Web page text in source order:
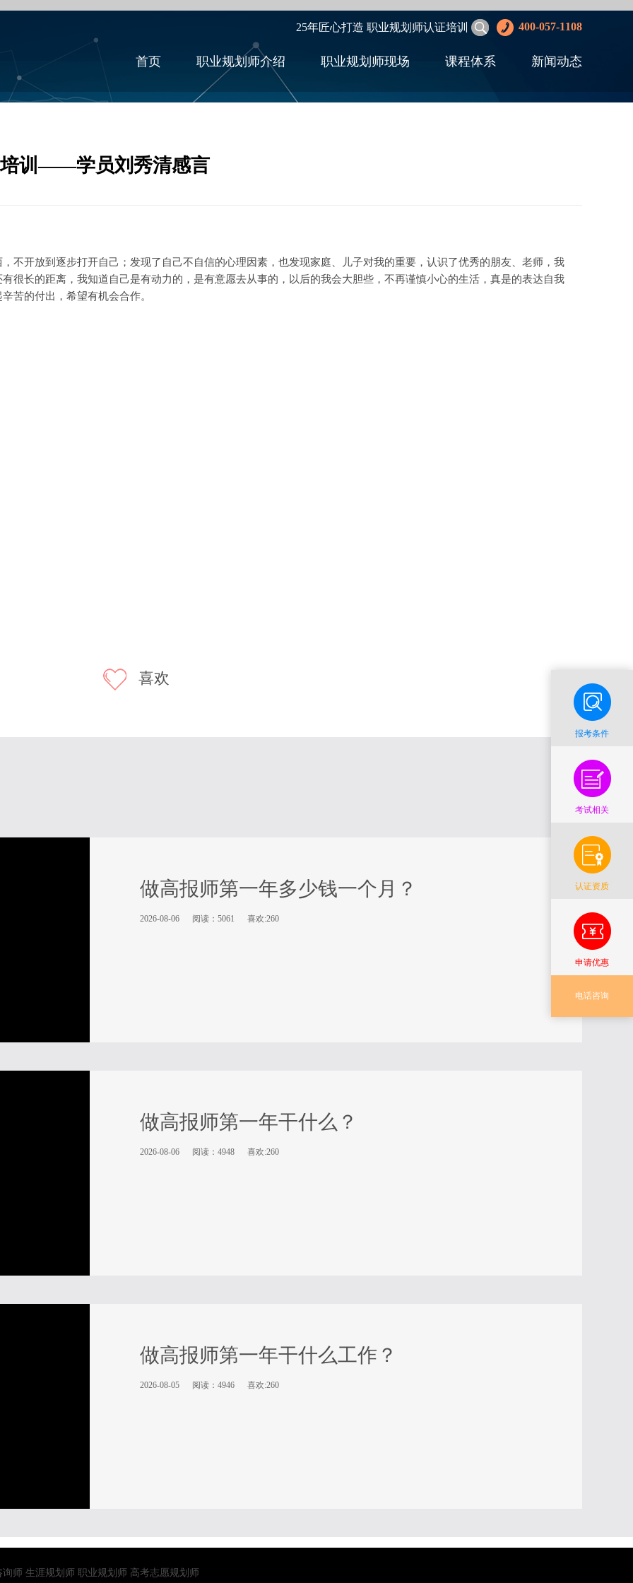
首页 职业规划师介绍 职业规划师现场 课程体系 新闻动态
25年匠心打造 职业规划师认证培训 400-057-1108
培训——学员刘秀清感言
开放到逐步打开自己；发现了自己不自信的心理因素，也发现家庭、儿子对我的重要，认识了优秀的朋友、老师，我
很长的距离，我知道自己是有动力的，是有意愿去从事的，以后的我会大胆些，不再谨慎小心的生活，真是的表达自我
苦的付出，希望有机会合作。
喜欢
做高报师第一年多少钱一个月？
2026-08-06 阅读：5061 喜欢:260
做高报师第一年干什么？
2026-08-06 阅读：4948 喜欢:260
做高报师第一年干什么工作？
2026-08-05 阅读：4946 喜欢:260
询师 生涯规划师 职业规划师 高考志愿规划师
报考条件
考试相关
认证资质
申请优惠
电话咨询